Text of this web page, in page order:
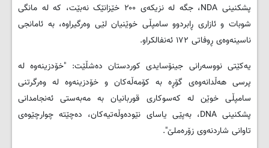
پشکنینی NDA، جگە لە نزیکەی ۲۰۰ خێزانێک نەبێت، کە لە مانگی
شوبات و ئازاری ڕابردوو سامپڵی خوێنیان لێی وەرگیراوە، بە ئامانجی
ناسینەوەی ڕوفاتی ۱۷۲ ئەنفالکراو.
یەکێتی نووسەرانی جینۆسایدی کوردستان ده‌شڵێت: "خۆدزینەوە لە
پرسی هەڵدانەوەی گۆڕە بە کۆمەڵەکان و خۆدزینەوە لە وەرگرتنی
سامپڵی خوێن لە کەسوکاری قوربانیان بە مەبەستی ئەنجامدانی
پشکنینی DNA، بەپێی یاسای نێودەوڵەتیەکان، دەچێتە چوارچێوەی
تاوانی شاردنەوی زۆرەملێ".